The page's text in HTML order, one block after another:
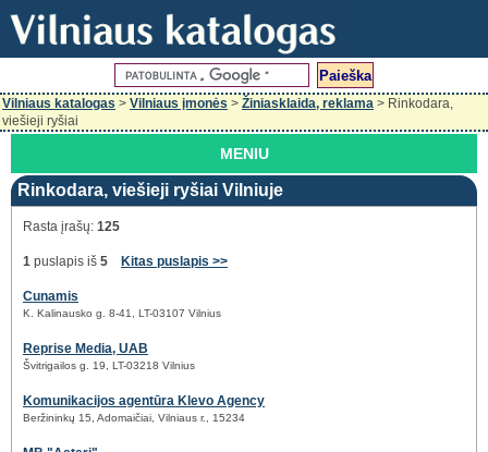
Vilniaus katalogas > Vilniaus įmonės > Žiniasklaida, reklama > Rinkodara,
viešieji ryšiai
MENIU
Rinkodara, viešieji ryšiai Vilniuje
Rasta įrašų: 125
1 puslapis iš 5 Kitas puslapis >>
Cunamis
K. Kalinausko g. 8-41, LT-03107 Vilnius
Reprise Media, UAB
Švitrigailos g. 19, LT-03218 Vilnius
Komunikacijos agentūra Klevo Agency
Beržininkų 15, Adomaičiai, Vilniaus r., 15234